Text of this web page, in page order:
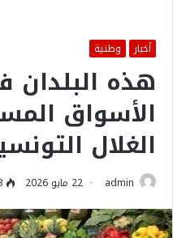
أخبار وطنية
هذه البلدان
الأسواق
الغلال
admin 22 مايو 2026